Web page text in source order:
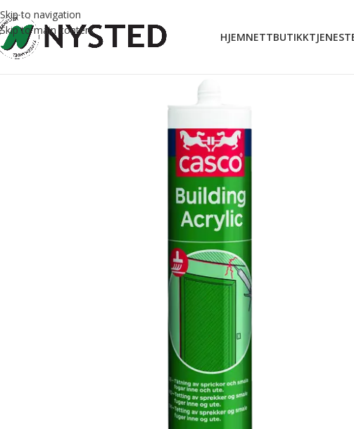
Skip to navigation
Skip to main content
HJEMNETTBUTIKK